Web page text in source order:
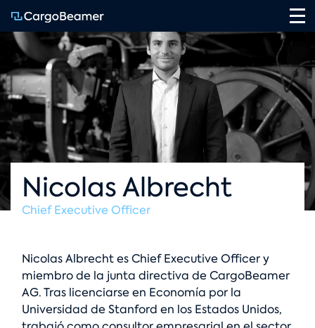
Nicolas Albrecht
Chief Executive Officer
Nicolas Albrecht es Chief Executive Officer y
miembro de la junta directiva de CargoBeamer
AG. Tras licenciarse en Economía por la
Universidad de Stanford en los Estados Unidos,